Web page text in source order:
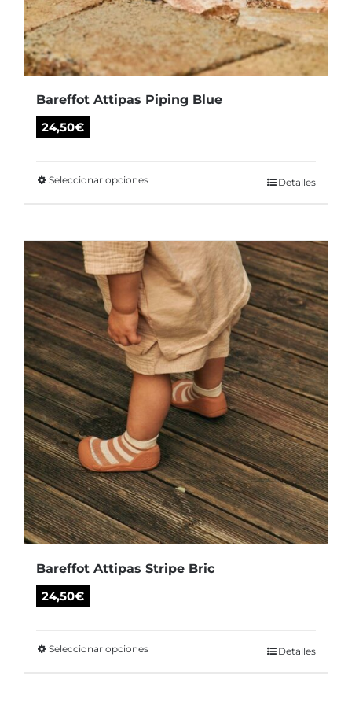
producto
Bareffot Attipas Piping Blue
24,50€
Seleccionar opcionesEste
múltiples
variantes.
opciones
se
pueden
elegir
la
página
de
producto
Detalles
Bareffot Attipas Stripe Bric
24,50€
Seleccionar opcionesEste
Detalles